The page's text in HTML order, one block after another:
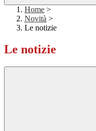
Home >
Novità >
Le notizie
Le notizie